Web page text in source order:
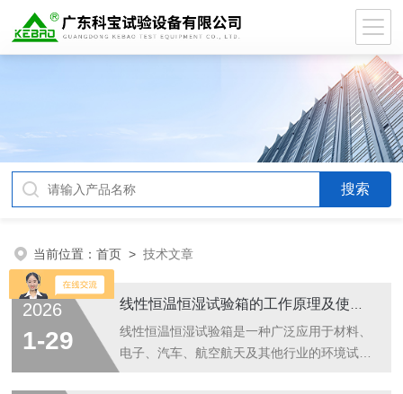
当前位置：首页 >技术文章
2026
1-29
线性恒温恒湿试验箱是一种广泛应用于材料、
电子、汽车、航空航天及其他行业的环境试验